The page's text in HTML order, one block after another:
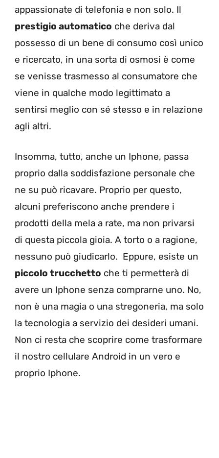
appassionate di telefonia e non solo. Il
prestigio automatico che deriva dal
possesso di un bene di consumo così unico
e ricercato, in una sorta di osmosi è come
se venisse trasmesso al consumatore che
viene in qualche modo legittimato a
sentirsi meglio con sé stesso e in relazione
agli altri.
Insomma, tutto, anche un Iphone, passa
proprio dalla soddisfazione personale che
ne su può ricavare. Proprio per questo,
alcuni preferiscono anche prendere i
prodotti della mela a rate, ma non privarsi
di questa piccola gioia. A torto o a ragione,
nessuno può giudicarlo. Eppure, esiste un
piccolo trucchetto che ti permetterà di
avere un Iphone senza comprarne uno. No,
non è una magia o una stregoneria, ma solo
la tecnologia a servizio dei desideri umani.
Non ci resta che scoprire come trasformare
il nostro cellulare Android in un vero e
proprio Iphone.